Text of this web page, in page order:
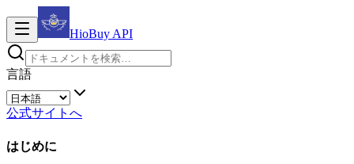
HioBuy API
言語
公式サイトへ
はじめに